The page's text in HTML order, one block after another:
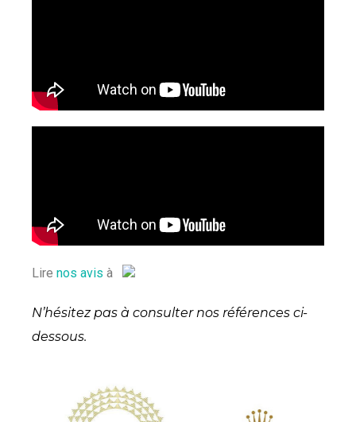
Lire nos avis à
N’hésitez pas à consulter nos références ci-
dessous.